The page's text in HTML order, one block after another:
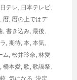
日テレ, 日本テレビ,
, 暦, 暦の上ではデ
, 書き込み, 最後,
, 期待, 本, 本気,
ム, 松井玲奈, 林愛
, 橋本愛, 歌, 歌謡祭,
気になる 決定